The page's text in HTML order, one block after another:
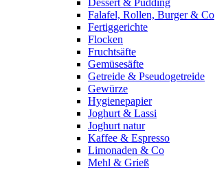
Dessert & Pudding
Falafel, Rollen, Burger & Co
Fertiggerichte
Flocken
Fruchtsäfte
Gemüsesäfte
Getreide & Pseudogetreide
Gewürze
Hygienepapier
Joghurt & Lassi
Joghurt natur
Kaffee & Espresso
Limonaden & Co
Mehl & Grieß